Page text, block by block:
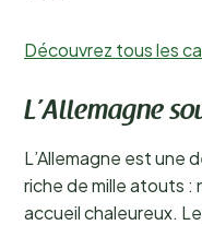
Découvrez tous les
L’Allemagne
L’Allemagne est une
riche de mille atouts
accueil chaleureux.